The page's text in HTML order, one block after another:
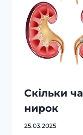
Скільки
нирок
25.03.2025